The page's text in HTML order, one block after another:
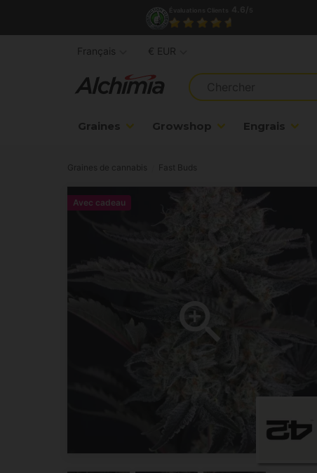
Graines Growshop Engrais
Français € EUR
Graines de cannabis Fast Buds
Avec cadeau